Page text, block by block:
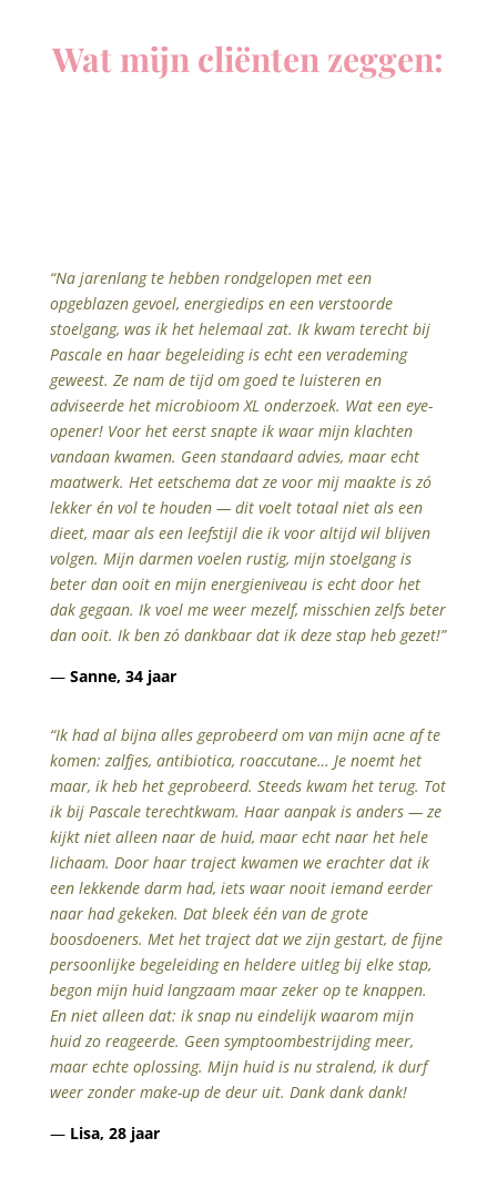
Wat mijn cliënten zeggen:
“Na jarenlang te hebben rondgelopen met een
opgeblazen gevoel, energiedips en een verstoorde
stoelgang, was ik het helemaal zat. Ik kwam terecht bij
Pascale en haar begeleiding is echt een verademing
geweest. Ze nam de tijd om goed te luisteren en
adviseerde het microbioom XL onderzoek. Wat een eye-
opener! Voor het eerst snapte ik waar mijn klachten
vandaan kwamen. Geen standaard advies, maar echt
maatwerk. Het eetschema dat ze voor mij maakte is zó
lekker én vol te houden — dit voelt totaal niet als een
dieet, maar als een leefstijl die ik voor altijd wil blijven
volgen. Mijn darmen voelen rustig, mijn stoelgang is
beter dan ooit en mijn energieniveau is echt door het
dak gegaan. Ik voel me weer mezelf, misschien zelfs beter
dan ooit. Ik ben zó dankbaar dat ik deze stap heb gezet!”
— Sanne, 34 jaar
“Ik had al bijna alles geprobeerd om van mijn acne af te
komen: zalfjes, antibiotica, roaccutane… Je noemt het
maar, ik heb het geprobeerd. Steeds kwam het terug. Tot
ik bij Pascale terechtkwam. Haar aanpak is anders — ze
kijkt niet alleen naar de huid, maar echt naar het hele
lichaam. Door haar traject kwamen we erachter dat ik
een lekkende darm had, iets waar nooit iemand eerder
naar had gekeken. Dat bleek één van de grote
boosdoeners. Met het traject dat we zijn gestart, de fijne
persoonlijke begeleiding en heldere uitleg bij elke stap,
begon mijn huid langzaam maar zeker op te knappen.
En niet alleen dat: ik snap nu eindelijk waarom mijn
huid zo reageerde. Geen symptoombestrijding meer,
maar echte oplossing. Mijn huid is nu stralend, ik durf
weer zonder make-up de deur uit. Dank dank dank!
— Lisa, 28 jaar